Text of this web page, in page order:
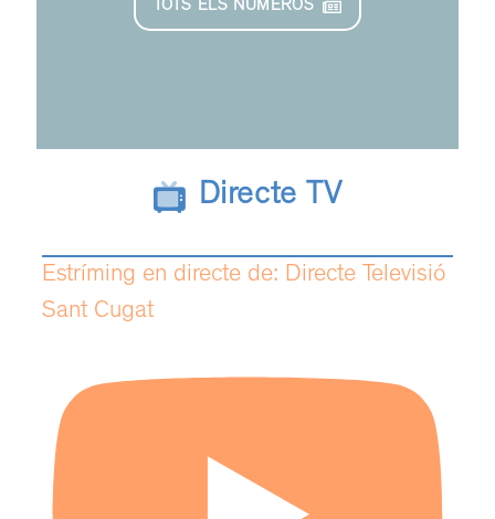
TOTS ELS NÚMEROS
Directe TV
Estríming en directe de: Directe Televisió
Sant Cugat